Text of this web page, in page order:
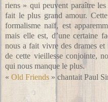
riens » qui peuvent paraître
fait le plus grand amour.
formalisme naïf, est
mais elle est, d’une certaine
nous a fait vivre des drames et
de cette vieillesse conjointe,
qui nous manque le plus.
« Old Friends » chantait Paul